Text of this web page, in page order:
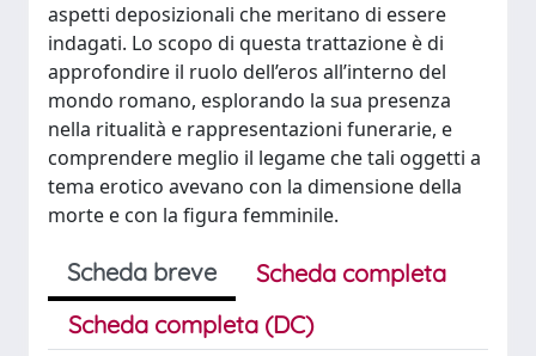
aspetti deposizionali che meritano di essere
indagati. Lo scopo di questa trattazione è di
approfondire il ruolo dell’eros all’interno del
mondo romano, esplorando la sua presenza
nella ritualità e rappresentazioni funerarie, e
comprendere meglio il legame che tali oggetti a
tema erotico avevano con la dimensione della
morte e con la figura femminile.
Scheda breve
Scheda completa
Scheda completa (DC)